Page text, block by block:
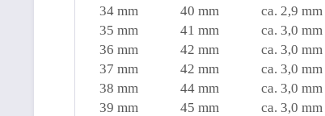
34 mm 40 mm ca. 2,9 mm
35 mm 41 mm ca. 3,0 mm
36 mm 42 mm ca. 3,0 mm
37 mm 42 mm ca. 3,0 mm
38 mm 44 mm ca. 3,0 mm
39 mm 45 mm ca. 3,0 mm